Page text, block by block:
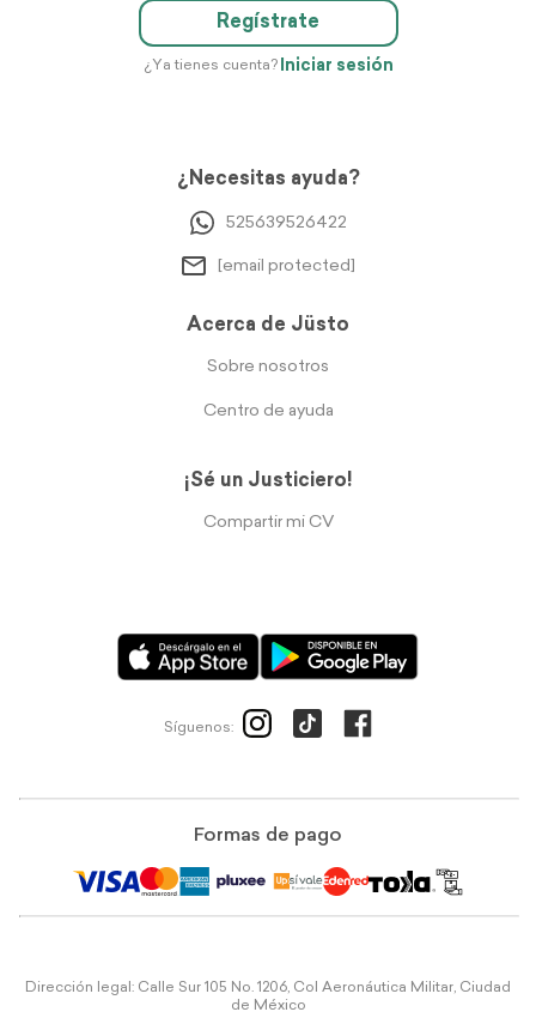
Regístrate
¿Ya tienes cuenta? Iniciar sesión
¿Necesitas ayuda?
525639526422
[email protected]
Acerca de Jüsto
Sobre nosotros
Centro de ayuda
¡Sé un Justiciero!
Compartir mi CV
Síguenos:
Formas de pago
Dirección legal: Calle Sur 105 No. 1206, Col Aeronáutica Militar, Ciudad
de México